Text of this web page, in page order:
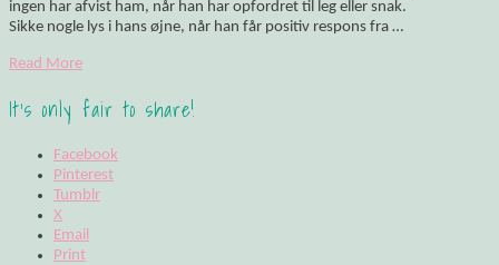
ingen har afvist ham, når han har opfordret til leg eller snak.
Sikke nogle lys i hans øjne, når han får positiv respons fra …
Read More
It's only fair to share!
Facebook
Pinterest
Tumblr
X
Email
Print